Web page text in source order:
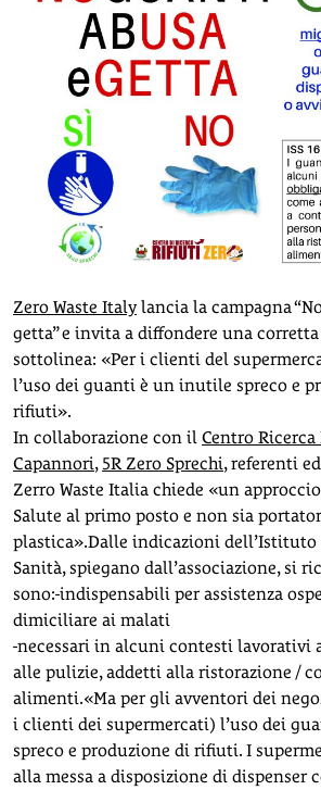
Zero Waste Italylancia la campagna
getta” e invita a diffondere una
sottolinea: «Per i clienti del
l’uso dei guanti è un inutile spreco e
rifiuti».
In collaborazione con il Centro
Capannori, 5R Zero Sprechi, referenti
Zerro Waste Italia chiede «un
Salute al primo posto e non sia
plastica».Dalle indicazioni dell’Istituto
Sanità, spiegano dall’associazione, si
sono:-indispensabili per assistenza
dimiciliare ai malati
-necessari in alcuni contesti lavorativi
alle pulizie, addetti alla ristorazione /
alimenti.«Ma per gli avventori dei
i clienti dei supermercati) l’uso dei
spreco e produzione di rifiuti. I
alla messa a disposizione di dispenser